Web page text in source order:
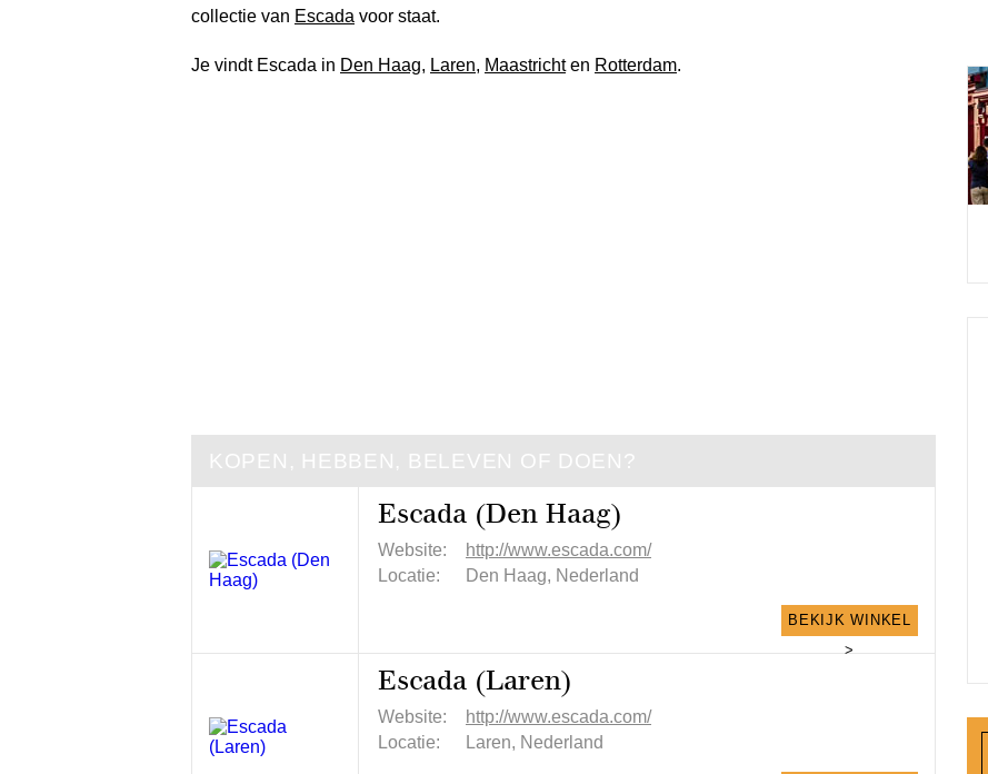
collectie van Escada voor staat.
Je vindt Escada in Den Haag, Laren, Maastrichten Rotterdam.
KOPEN, HEBBEN, BELEVEN OF DOEN?
Escada (Den Haag)
Website:
http://www.escada.com/
Locatie:
Den Haag, Nederland
BEKIJK WINKEL
>
Escada (Laren)
Website:
http://www.escada.com/
Locatie:
Laren, Nederland